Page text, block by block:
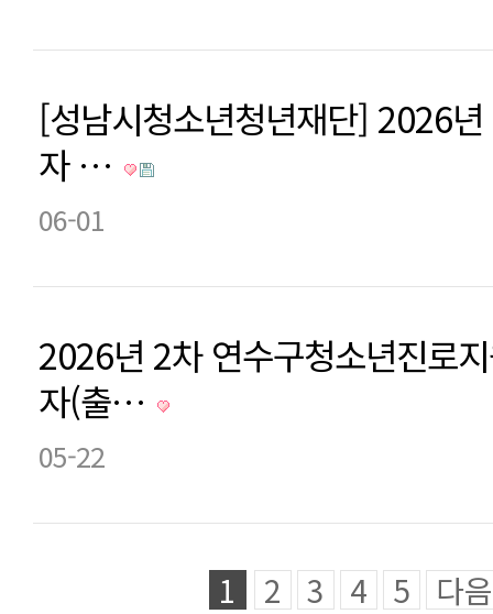
[성남시청소년청년재단] 2026
자 …
06-01
2026년 2차 연수구청소년진로
자(출…
05-22
1 2 3 4 5 다음